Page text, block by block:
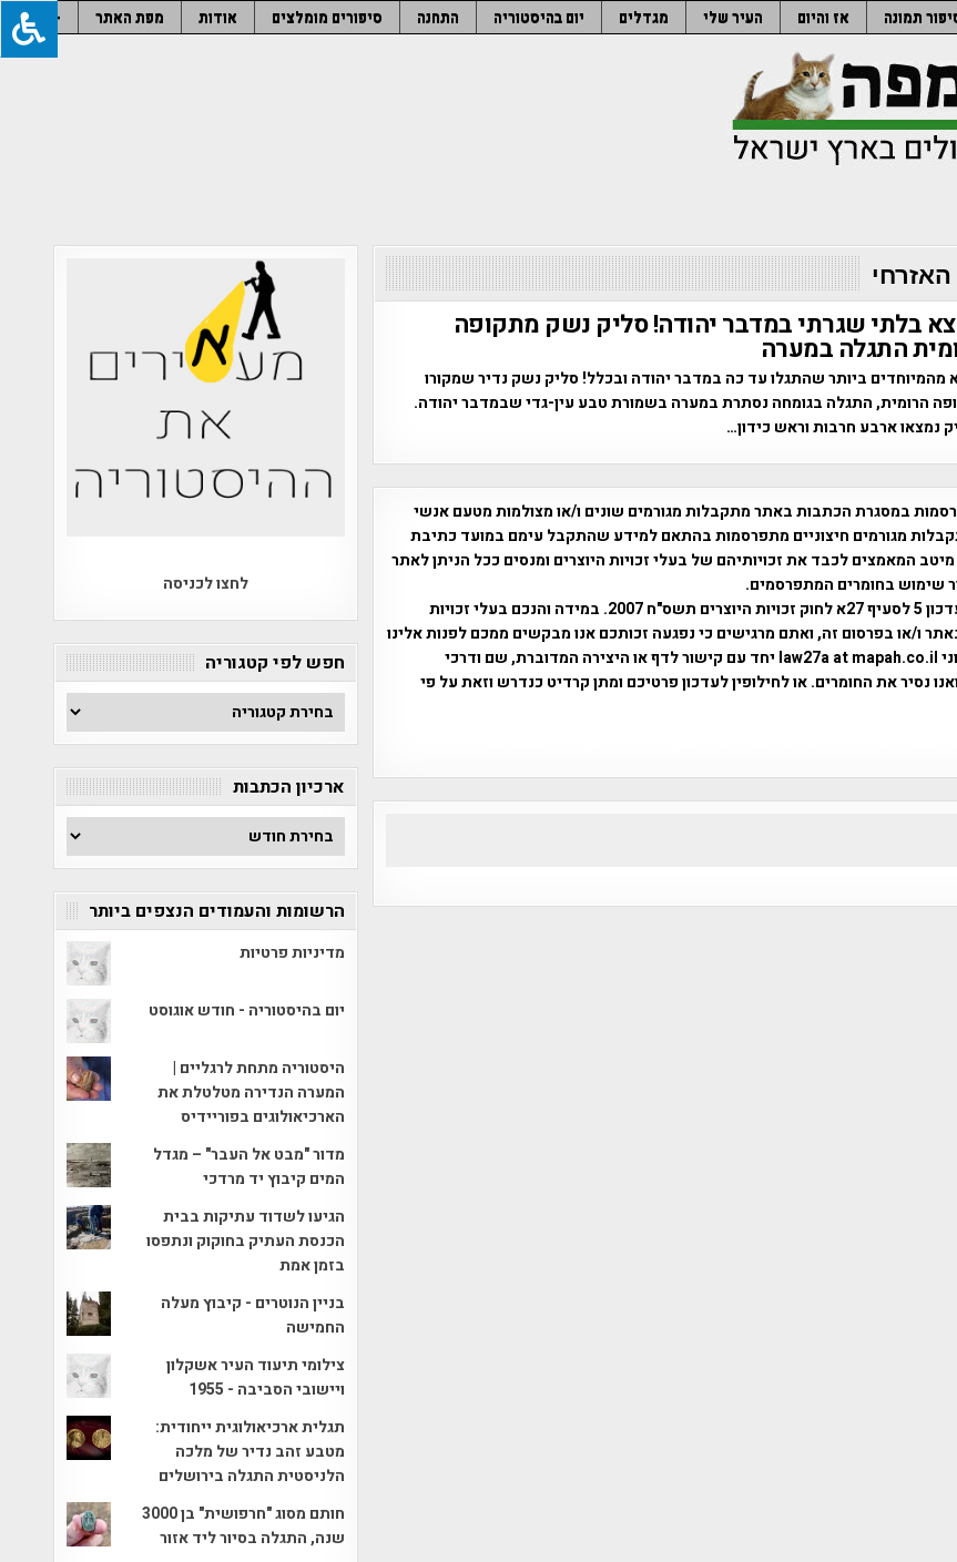
תמונה אז והיום העיר שלי מגדלים יום בהיסטוריה התחנה סיפורים מומלצים אודות מפת האתר –
בלתי שגרתי במדבר יהודה! סליק נשק מתקופה
התגלה במערה
מהמיוחדים ביותר שהתגלו עד כה במדבר יהודה ובכלל! סליק נשק נדיר שמקורו
הרומית, התגלה בגומחה נסתרת במערה בשמורת טבע עין-גדי שבמדבר יהודה.
נמצאו ארבע חרבות וראש כידון…
במסגרת הכתבות באתר מתקבלות מגורמים שונים ו/או מצולמות מטעם אנשי
מגורמים חיצוניים מתפרסמות בהתאם למידע שהתקבל עימם במועד כתיבת
המאמצים לכבד את זכויותיהם של בעלי זכויות היוצרים ומנסים ככל הניתן לאתר
שימוש בחומרים המתפרסמים.
השימוש נעשה על פי עדכון 5 לסעיף 27א לחוק זכויות היוצרים תשס"ח 2007. במידה והנכם בעלי זכויות
ו/או בפרסום זה, ואתם מרגישים כי נפגעה זכותכם אנו מבקשים ממכם לפנות אלינו
באמצעות דואר אלקטרוני law27a at mapah.co.il יחד עם קישור לדף או היצירה המדוברת, שם ודרכי
נסיר את החומרים. או לחילופין לעדכון פרטיכם ומתן קרדיט כנדרש וזאת על פי
לחצו לכניסה
חפש לפי קטגוריה
חפש
לפי
קטגוריה
ארכיון הכתבות
ארכיון
הכתבות
הרשומות והעמודים הנצפים ביותר
מדיניות פרטיות
יום בהיסטוריה - חודש אוגוסט
היסטוריה מתחת לרגליים |
המערה הנדירה מטלטלת את
הארכיאולוגים בפוריידיס
מדור "מבט אל העבר" – מגדל
המים קיבוץ יד מרדכי
הגיעו לשדוד עתיקות בבית
הכנסת העתיק בחוקוק ונתפסו
בזמן אמת
בניין הנוטרים - קיבוץ מעלה
החמישה
צילומי תיעוד העיר אשקלון
ויישובי הסביבה - 1955
תגלית ארכיאולוגית ייחודית:
מטבע זהב נדיר של מלכה
הלניסטית התגלה בירושלים
חותם מסוג "חרפושית" בן 3000
שנה, התגלה בסיור ליד אזור